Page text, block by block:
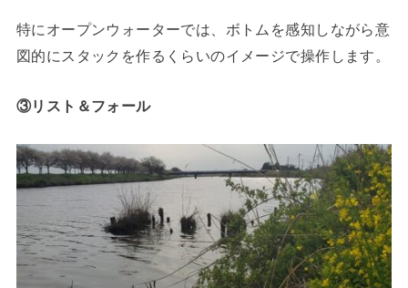
特にオープンウォーターでは、ボトムを感知しながら意
図的にスタックを作るくらいのイメージで操作します。
③リスト＆フォール